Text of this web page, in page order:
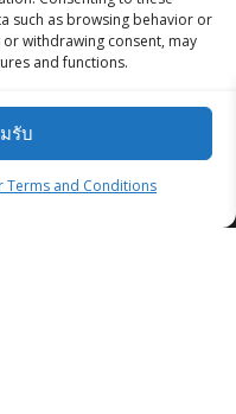
such as browsing behavior or
withdrawing consent, may
and functions.
รับ
Terms and Conditions